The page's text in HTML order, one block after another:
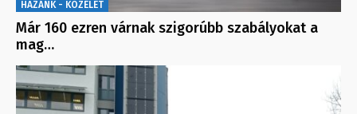
HAZÁNK - KÖZÉLET
Már 160 ezren várnak szigorúbb szabályokat a
mag…